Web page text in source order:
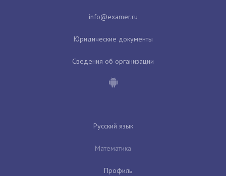
Юридические документы
Сведения об организации
Русский язык
Математика
Профиль